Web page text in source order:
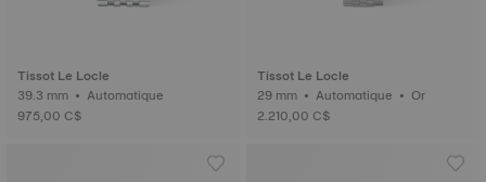
Tissot Le Locle
39.3 mm • Automatique
975,00 C$
Tissot Le Locle
29 mm • Automatique • Or
2.210,00 C$